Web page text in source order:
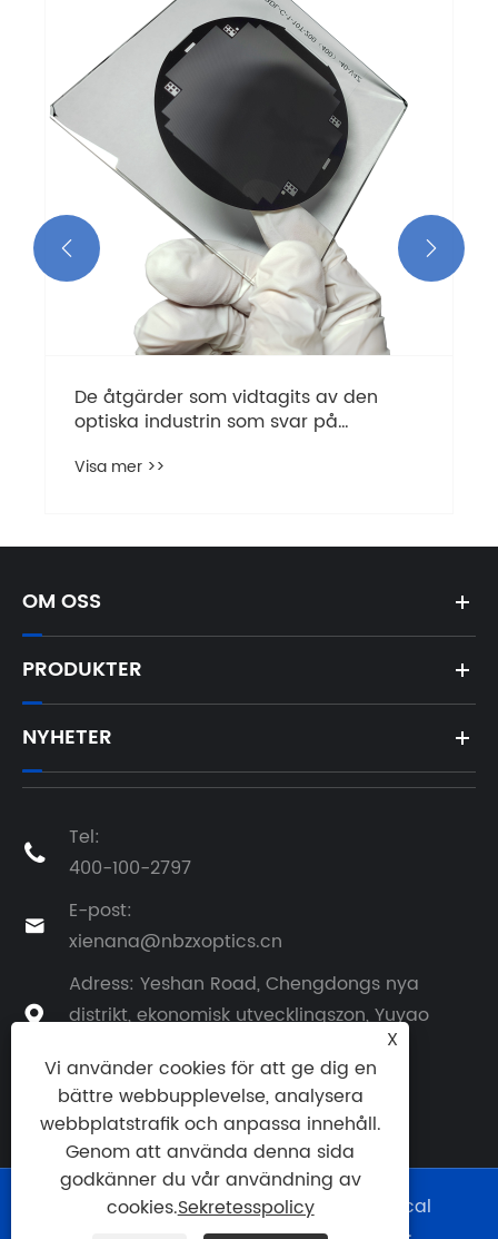
De åtgärder som vidtagits av den
optiska industrin som svar på
Visa mer >>
 
OM OSS
PRODUKTER
NYHETER

Tel:
400-100-2797

E-post:
xienana@nbzxoptics.cn

Adress: Yeshan Road, Chengdongs nya
distrikt, ekonomisk utvecklingszon, Yuyao
Copyright © 2024 Ningbo Zhixing Optical
Technology Co., Ltd. Med ensamrätt.
X
Vi använder cookies för att ge dig en
bättre webbupplevelse, analysera
webbplatstrafik och anpassa innehåll.
Genom att använda denna sida
godkänner du vår användning av
cookies.Sekretesspolicy